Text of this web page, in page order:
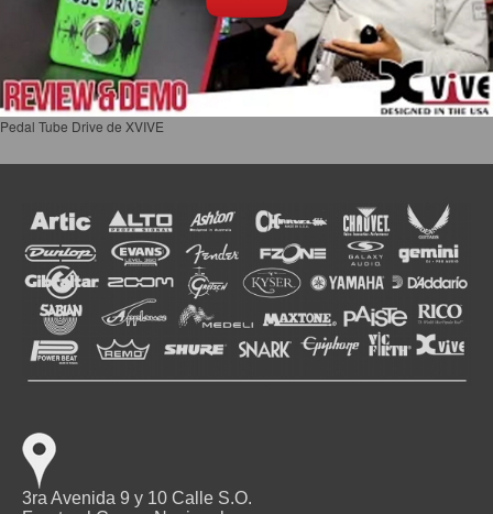
Pedal Tube Drive de XVIVE
3ra Avenida 9 y 10 Calle S.O.